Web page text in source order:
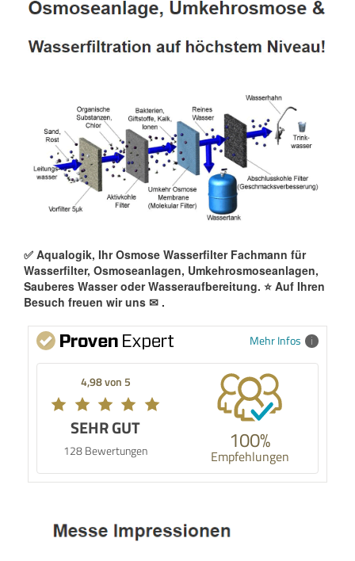
✅ Aqualogik, Ihr Osmose Wasserfilter Fachmann für
Wasserfilter, Osmoseanlagen, Umkehrosmoseanlagen,
Sauberes Wasser oder Wasseraufbereitung. ⭐ Auf Ihren
Besuch freuen wir uns ✉ .
Mehr Infos
4,98 von 5
SEHR GUT
128 Bewertungen 100%
Empfehlungen